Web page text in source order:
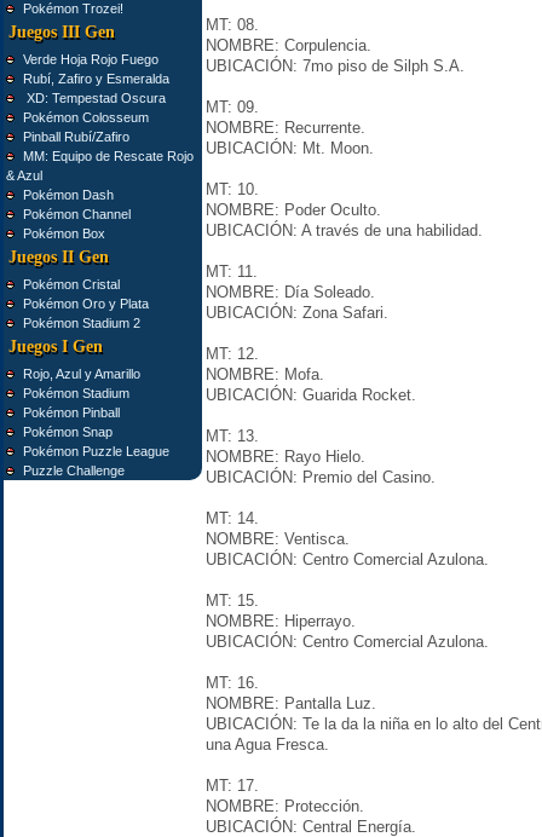
Pokémon Trozei!
Juegos III Gen
Verde Hoja Rojo Fuego
Rubí, Zafiro y Esmeralda
XD: Tempestad Oscura
Pokémon Colosseum
Pinball Rubí/Zafiro
MM: Equipo de Rescate Rojo
& Azul
Pokémon Dash
Pokémon Channel
Pokémon Box
Juegos II Gen
Pokémon Cristal
Pokémon Oro y Plata
Pokémon Stadium 2
Juegos I Gen
Rojo, Azul y Amarillo
Pokémon Stadium
Pokémon Pinball
Pokémon Snap
Pokémon Puzzle League
Puzzle Challenge
MT: 08.
NOMBRE: Corpulencia.
UBICACIÓN: 7mo piso de Silph S.A.
MT: 09.
NOMBRE: Recurrente.
UBICACIÓN: Mt. Moon.
MT: 10.
NOMBRE: Poder Oculto.
UBICACIÓN: A través de una habilidad.
MT: 11.
NOMBRE: Día Soleado.
UBICACIÓN: Zona Safari.
MT: 12.
NOMBRE: Mofa.
UBICACIÓN: Guarida Rocket.
MT: 13.
NOMBRE: Rayo Hielo.
UBICACIÓN: Premio del Casino.
MT: 14.
NOMBRE: Ventisca.
UBICACIÓN: Centro Comercial Azulona.
MT: 15.
NOMBRE: Hiperrayo.
UBICACIÓN: Centro Comercial Azulona.
MT: 16.
NOMBRE: Pantalla Luz.
UBICACIÓN: Te la da la niña en lo alto del
una Agua Fresca.
MT: 17.
NOMBRE: Protección.
UBICACIÓN: Central Energía.